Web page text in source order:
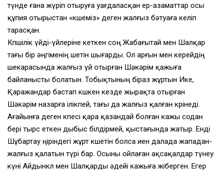
түнде ғана жүріп отыруға уағдаласқан ер-азаматтар осы
құпия отырыстан «көшеміз» деген жалғыз бәтуаға келіп
тарасқан.
Көпшілік үйді-үйлеріне кеткен соң Жабағытай мен Шалқар
тағы бір әңгіменің шетін шығарды. Ол арғын мен керейдің
шекарасында жалғыз үй отырған Шәкәрім қажыға
байланысты болатын. Тобықтының біраз жұртын Ике,
Қаражандар бастап көшкен кезде жырақта отырған
Шәкәрім назарға ілікпей, тағы да жалғыз қалған көрінеді.
Ағайынға деген өкпесі қара қазандай болған кажы содан
бері тырс еткен дыбыс білдірмей, қыстағында жатыр. Енді
Шұбартау өңіріндегі жұрт көшетін болса иен далада жападан-
жалғыз қалатын түрі бар. Осыны ойлаған ақсақалдар түнеу
күні Айдынкөл мен Шалқарды әдейі кажыға жіберген. Егер